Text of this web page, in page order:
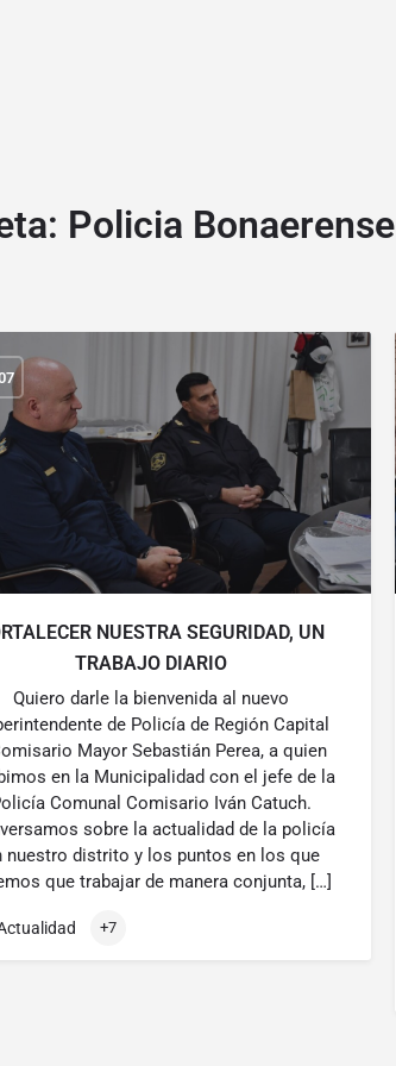
Policia Bonaerense
NUESTRA SEGURIDAD, UN
TRABAJO DIARIO
Quiero darle la bienvenida al nuevo
de Policía de Región Capital
Mayor Sebastián Perea, a quien
en la Municipalidad con el jefe de la
Comunal Comisario Iván Catuch.
sobre la actualidad de la policía
nuestro distrito y los puntos en los que
que trabajar de manera conjunta, […]
+7